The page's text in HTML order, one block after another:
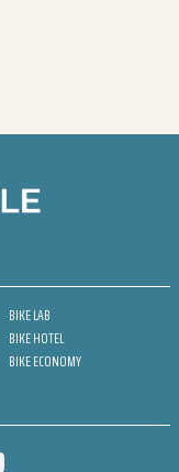
BIKE LAB
BIKE HOTEL
BIKE ECONOMY